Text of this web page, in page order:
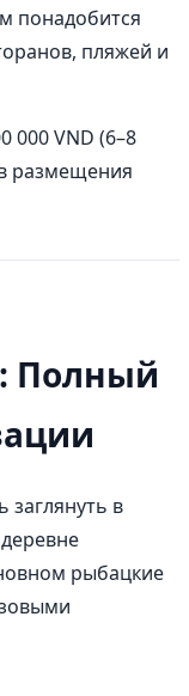
понадобится
пляжей и
000 VND (6–8
размещения
Полный
заглянуть в
рыбацкие